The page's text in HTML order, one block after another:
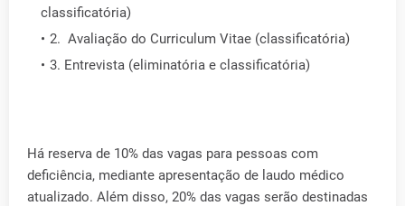
classificatória)
2. Avaliação do Curriculum Vitae (classificatória)
3. Entrevista (eliminatória e classificatória)
Há reserva de 10% das vagas para pessoas com
deficiência, mediante apresentação de laudo médico
atualizado. Além disso, 20% das vagas serão destinadas